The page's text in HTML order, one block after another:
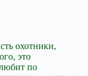
охотники,
это
по